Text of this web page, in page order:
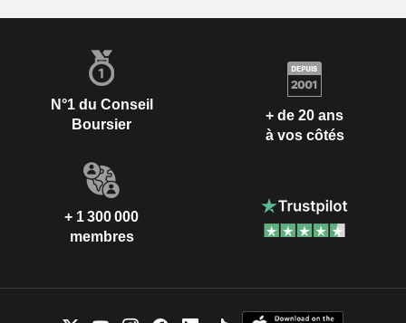
N°1 du Conseil
Boursier
+ de 20 ans
à vos côtés
+ 1 300 000
membres